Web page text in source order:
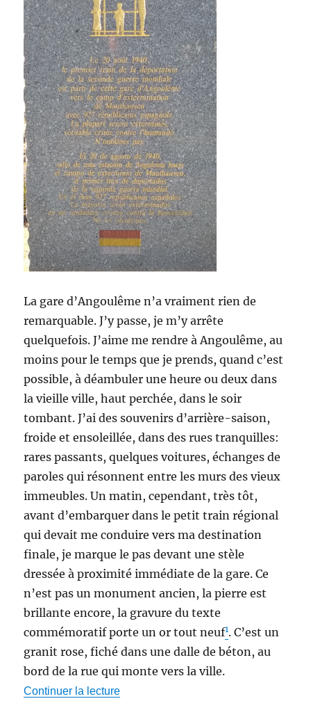
La gare d’Angoulême n’a vraiment rien de
remarquable. J’y passe, je m’y arrête
quelquefois. J’aime me rendre à Angoulême, au
moins pour le temps que je prends, quand c’est
possible, à déambuler une heure ou deux dans
la vieille ville, haut perchée, dans le soir
tombant. J’ai des souvenirs d’arrière-saison,
froide et ensoleillée, dans des rues tranquilles:
rares passants, quelques voitures, échanges de
paroles qui résonnent entre les murs des vieux
immeubles. Un matin, cependant, très tôt,
avant d’embarquer dans le petit train régional
qui devait me conduire vers ma destination
finale, je marque le pas devant une stèle
dressée à proximité immédiate de la gare. Ce
n’est pas un monument ancien, la pierre est
brillante encore, la gravure du texte
commémoratif porte un or tout neuf1. C’est un
granit rose, fiché dans une dalle de béton, au
bord de la rue qui monte vers la ville.
Continuer la lecturede « Angoulême »